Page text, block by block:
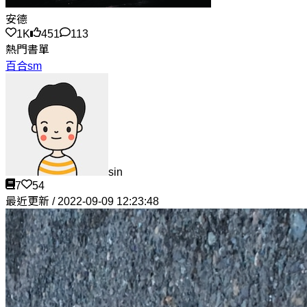
安德
1K
451
113
熱門書單
百合sm
sin
7
54
最近更新 / 2022-09-09 12:23:48